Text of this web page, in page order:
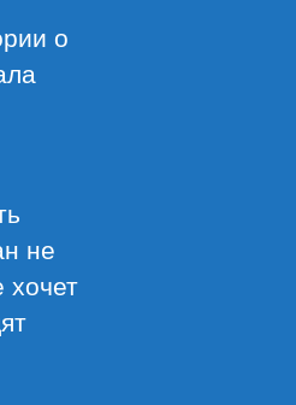
о
не
хочет